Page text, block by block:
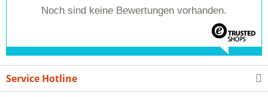
Noch sind keine Bewertungen vorhanden.
Service Hotline